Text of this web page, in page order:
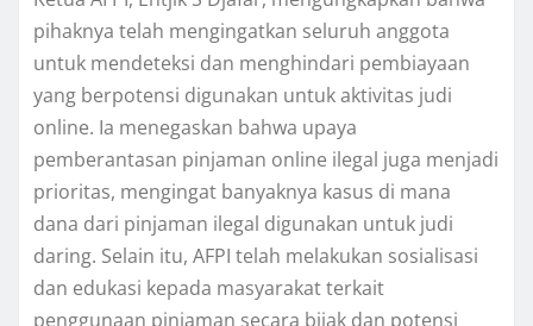
pihaknya telah mengingatkan seluruh anggota
untuk mendeteksi dan menghindari pembiayaan
yang berpotensi digunakan untuk aktivitas judi
online. Ia menegaskan bahwa upaya
pemberantasan pinjaman online ilegal juga menjadi
prioritas, mengingat banyaknya kasus di mana
dana dari pinjaman ilegal digunakan untuk judi
daring. Selain itu, AFPI telah melakukan sosialisasi
dan edukasi kepada masyarakat terkait
penggunaan pinjaman secara bijak dan potensi